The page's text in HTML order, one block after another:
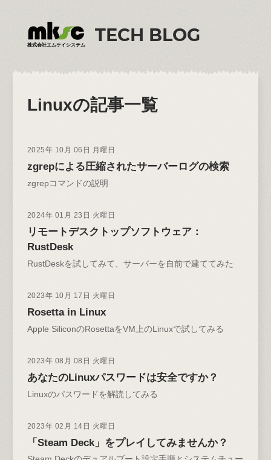
株式会社エムケイシステム TECH BLOG
Linuxの記事一覧
2025年 10月 06日 月曜日
zgrepによる圧縮されたサーバーログの検索
zgrepコマンドの説明
2024年 01月 23日 火曜日
リモートデスクトップソフトウェア：
RustDesk
RustDeskを試してみて、サーバーを自前で建ててみた
2023年 10月 17日 火曜日
Rosetta in Linux
Apple SiliconのRosettaをVM上のLinuxで試してみる
2023年 08月 08日 火曜日
あなたのLinuxパスワードは安全ですか？
Linuxのパスワードを解読してみる
2023年 02月 14日 火曜日
「Steam Deck」をプレイしてみませんか？